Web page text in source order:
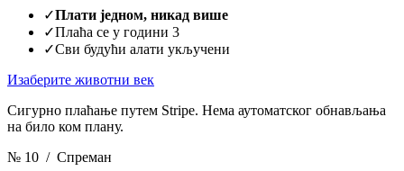
✓Плати једном, никад више
✓Плаћа се у години 3
✓Сви будући алати укључени
Изаберите животни век
Сигурно плаћање путем Stripe. Нема аутоматског обнављања
на било ком плану.
№ 10 / Спреман